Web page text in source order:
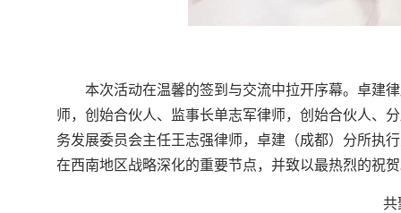
本次活动在温馨的签到与交流中拉开序幕。卓建
师，创始合伙人、监事长单志军律师，创始合伙人、
务发展委员会主任王志强律师，卓建（成都）分所执
在西南地区战略深化的重要节点，并致以最热烈的祝
共